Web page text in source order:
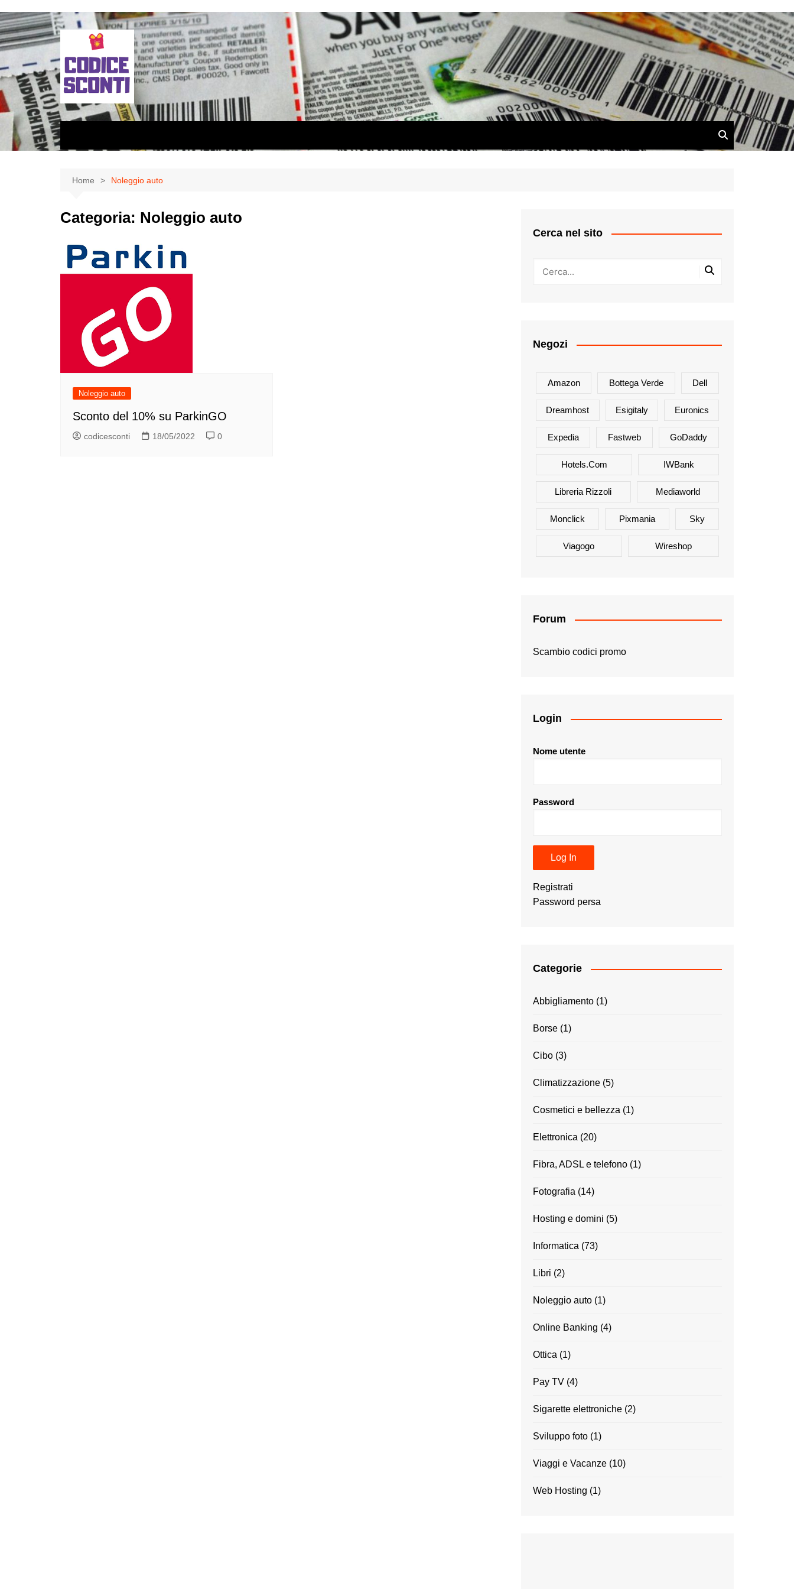
al
contenuto
Home Noleggio auto
Categoria: Noleggio auto
Noleggio auto
Sconto del 10% su ParkinGO
codicesconti 18/05/2022 0
Cerca nel sito
Negozi
Amazon Bottega Verde Dell
Dreamhost Esigitaly Euronics
Expedia Fastweb GoDaddy
Hotels.com IWBank
Libreria Rizzoli Mediaworld
Monclick Pixmania Sky
Viagogo Wireshop
Forum
Scambio codici promo
Login
Nome utente
Password
Registrati
Password persa
Categorie
Abbigliamento (1)
Borse (1)
Cibo (3)
Climatizzazione (5)
Cosmetici e bellezza (1)
Elettronica (20)
Fibra, ADSL e telefono (1)
Fotografia (14)
Hosting e domini (5)
Informatica (73)
Libri (2)
Noleggio auto (1)
Online Banking (4)
Ottica (1)
Pay TV (4)
Sigarette elettroniche (2)
Sviluppo foto (1)
Viaggi e Vacanze (10)
Web Hosting (1)